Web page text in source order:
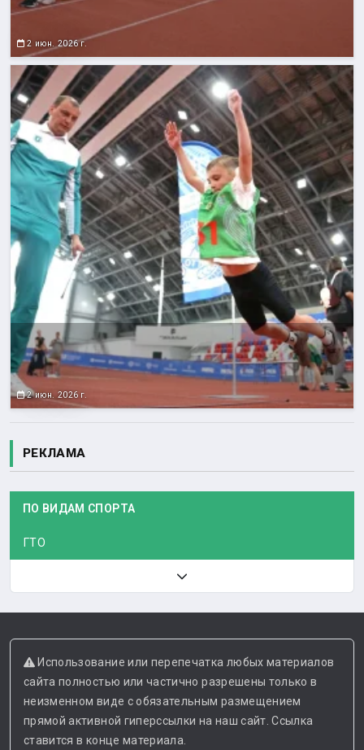
2 июн. 2026 г.
2 июн. 2026 г.
РЕКЛАМА
ПО ВИДАМ СПОРТА
ГТО
Использование или перепечатка любых материалов
сайта полностью или частично разрешены только в
неизменном виде с обязательным размещением
прямой активной гиперссылки на наш сайт. Ссылка
ставится в конце материала.